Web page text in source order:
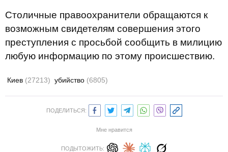
Столичные правоохранители обращаются к
возможным свидетелям совершения этого
преступления с просьбой сообщить в милицию
любую информацию по этому происшествию.
Киев (27213) убийство (6805)
ПОДЕЛИТЬСЯ:
Мне нравится
ПОДЫТОЖИТЬ: